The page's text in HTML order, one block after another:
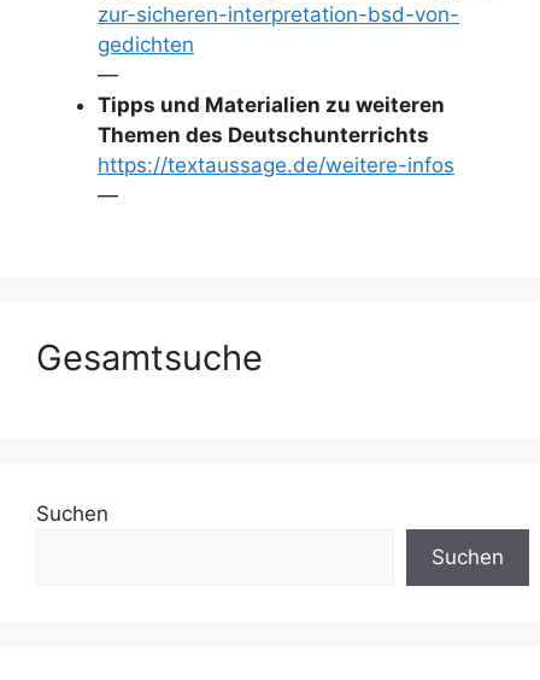
zur-sicheren-interpretation-bsd-von-
gedichten
—
Tipps und Materialien zu weiteren
Themen des Deutschunterrichts
https://textaussage.de/weitere-infos
—
Gesamtsuche
Suchen
Suchen